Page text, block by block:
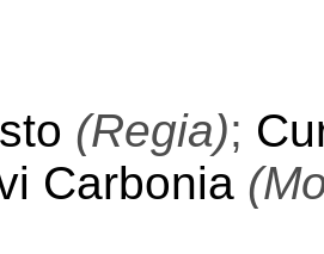
(Regia);
Carbonia